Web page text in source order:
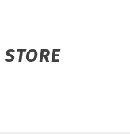
STORE